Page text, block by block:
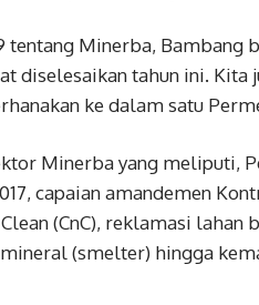
tentang Minerba, Bambang
diselesaikan tahun ini. Kita
ke dalam satu
Minerba yang meliputi,
capaian amandemen
(CnC), reklamasi lahan
(smelter) hingga